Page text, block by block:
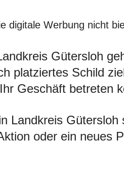
digitale Werbung nicht
Gütersloh
platziertes Schild
Geschäft betreten
Landkreis Gütersloh
oder ein neues